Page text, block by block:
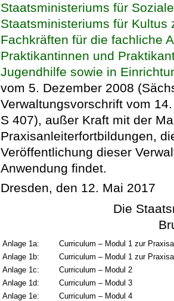
Staatsministeriums für
Staatsministeriums für Kultus
Fachkräften für die fachliche
Praktikantinnen und
Jugendhilfe sowie in
vom 5. Dezember 2008
Verwaltungsvorschrift vom
S 407), außer Kraft mit der
Praxisanleiterfortbildungen,
Veröffentlichung dieser
Anwendung findet.
Dresden, den 12. Mai 2017
Die
Anlage 1a:
Curriculum – Modul 1 zur
Anlage 1b:
Curriculum – Modul 1 zur
Anlage 1c:
Curriculum – Modul 2
Anlage 1d:
Curriculum – Modul 3
Anlage 1e:
Curriculum – Modul 4